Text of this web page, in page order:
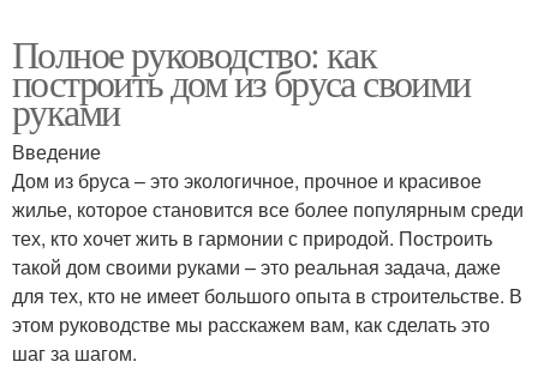
Полное руководство: как
построить дом из бруса своими
руками
Введение
Дом из бруса – это экологичное, прочное и красивое
жилье, которое становится все более популярным среди
тех, кто хочет жить в гармонии с природой. Построить
такой дом своими руками – это реальная задача, даже
для тех, кто не имеет большого опыта в строительстве. В
этом руководстве мы расскажем вам, как сделать это
шаг за шагом.